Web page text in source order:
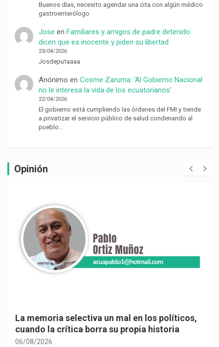
Buenos días, necesito agendar una cita con algún médico
gastroenterólogo
Jose en Familiares y amigos de padre detenido
dicen que es inocente y piden su libertad
23/04/2026
Josdeputaaaa
Anónimo en Cosme Zaruma: ‘Al Gobierno Nacional
no le interesa la vida de los ecuatorianos’
22/04/2026
El gobierno está cumpliendo las órdenes del FMI y tiende
a privatizar el servicio público de salud condenando al
pueblo…
Opinión
La memoria selectiva un mal en los políticos,
cuando la crítica borra su propia historia
06/08/2026